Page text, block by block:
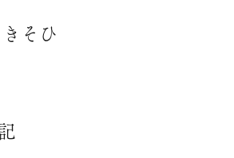
そひ